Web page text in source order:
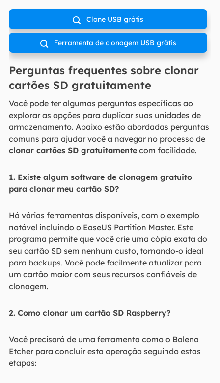
 Clone USB grátis
 Ferramenta de clonagem USB grátis
Perguntas frequentes sobre clonar
cartões SD gratuitamente
Você pode ter algumas perguntas específicas ao
explorar as opções para duplicar suas unidades de
armazenamento. Abaixo estão abordadas perguntas
comuns para ajudar você a navegar no processo de
clonar cartões SD gratuitamentecom facilidade.
1. Existe algum software de clonagem gratuito
para clonar meu cartão SD?
Há várias ferramentas disponíveis, com o exemplo
notável incluindo o EaseUS Partition Master. Este
programa permite que você crie uma cópia exata do
seu cartão SD sem nenhum custo, tornando-o ideal
para backups. Você pode facilmente atualizar para
um cartão maior com seus recursos confiáveis de
clonagem.
2. Como clonar um cartão SD Raspberry?
Você precisará de uma ferramenta como o Balena
Etcher para concluir esta operação seguindo estas
etapas: